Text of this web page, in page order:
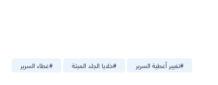
#غطاء السرير #خلايا الجلد الميتة #تغيير أغطية السرير